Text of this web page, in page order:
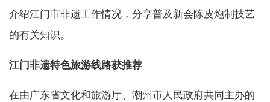
介绍江门市非遗工作情况，分享普及新会陈皮炮制技艺
的有关知识。
江门非遗特色旅游线路获推荐
在由广东省文化和旅游厅、潮州市人民政府共同主办的